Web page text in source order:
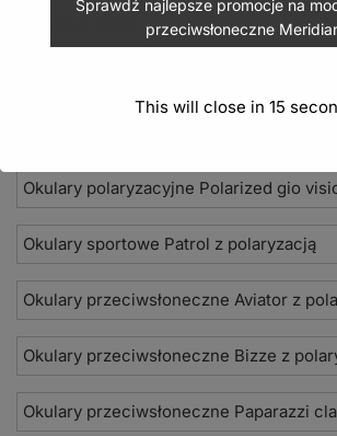
Okulary polaryzacyjne Polarized gio
Okulary sportowe Patrol z polaryzacją
Okulary przeciwsłoneczne Aviator z
Okulary przeciwsłoneczne Bizze z
Okulary przeciwsłoneczne Paparazzi
Sprawdź najlepsze promocje na
przeciwsłoneczne
This will close in 15